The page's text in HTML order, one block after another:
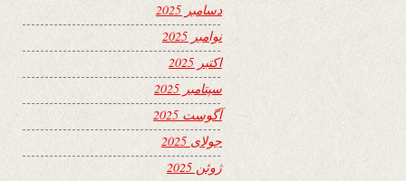
دسامبر 2025
نوامبر 2025
اکتبر 2025
سپتامبر 2025
آگوست 2025
جولای 2025
ژوئن 2025